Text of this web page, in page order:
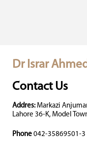
Dr Israr
Contact Us
Addres: Markazi
Lahore 36-K, Model
Phone 042-35869501-3